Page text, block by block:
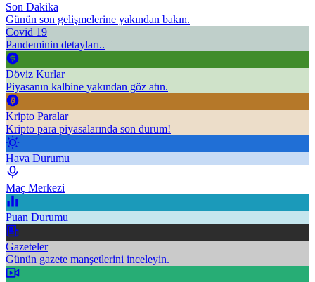
Son Dakika
Günün son gelişmelerine yakından bakın.
Covid 19
Pandeminin detayları..
Döviz Kurlar
Piyasanın kalbine yakından göz atın.
Kripto Paralar
Kripto para piyasalarında son durum!
Hava Durumu
Maç Merkezi
Puan Durumu
Gazeteler
Günün gazete manşetlerini inceleyin.